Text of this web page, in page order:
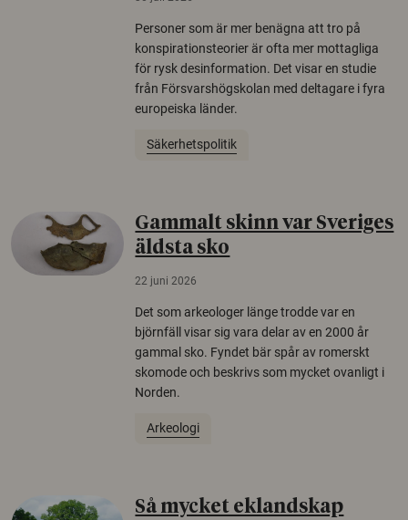
Personer som är mer benägna att tro på
konspirationsteorier är ofta mer mottagliga
för rysk desinformation. Det visar en studie
från Försvarshögskolan med deltagare i fyra
europeiska länder.
Säkerhetspolitik
Gammalt skinn var Sveriges
äldsta sko
22 juni 2026
Det som arkeologer länge trodde var en
björnfäll visar sig vara delar av en 2000 år
gammal sko. Fyndet bär spår av romerskt
skomode och beskrivs som mycket ovanligt i
Norden.
Arkeologi
Så mycket eklandskap